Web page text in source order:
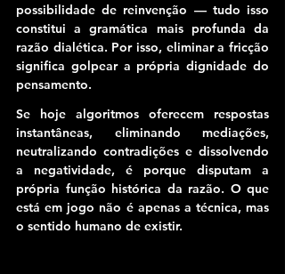
possibilidade de reinvenção — tudo isso
constitui a gramática mais profunda da
razão dialética. Por isso, eliminar a fricção
significa golpear a própria dignidade do
pensamento.
Se hoje algoritmos oferecem respostas
instantâneas, eliminando mediações,
neutralizando contradições e dissolvendo
a negatividade, é porque disputam a
própria função histórica da razão. O que
está em jogo não é apenas a técnica, mas
o sentido humano de existir.